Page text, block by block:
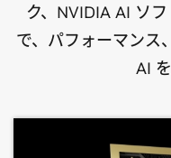
ク、NVIDIA AI ソ
で、パフォーマンス
AI